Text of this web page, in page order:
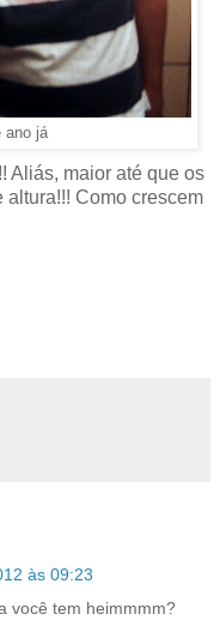
ano já
Aliás, maior até que os
altura!!! Como crescem
às 09:23
você tem heimmmm?